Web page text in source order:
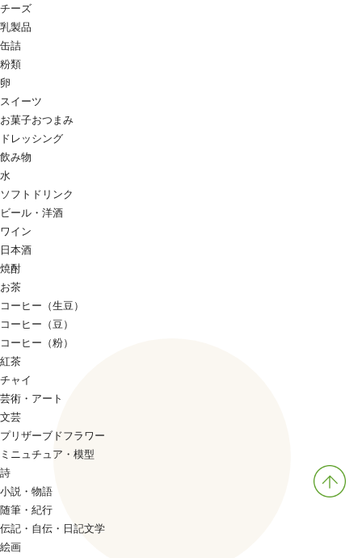
チーズ
乳製品
缶詰
粉類
卵
スイーツ
お菓子おつまみ
ドレッシング
飲み物
水
ソフトドリンク
ビール・洋酒
ワイン
日本酒
焼酎
お茶
コーヒー（生豆）
コーヒー（豆）
コーヒー（粉）
紅茶
チャイ
芸術・アート
文芸
プリザーブドフラワー
ミニュチュア・模型
詩
小説・物語
随筆・紀行
伝記・自伝・日記文学
絵画